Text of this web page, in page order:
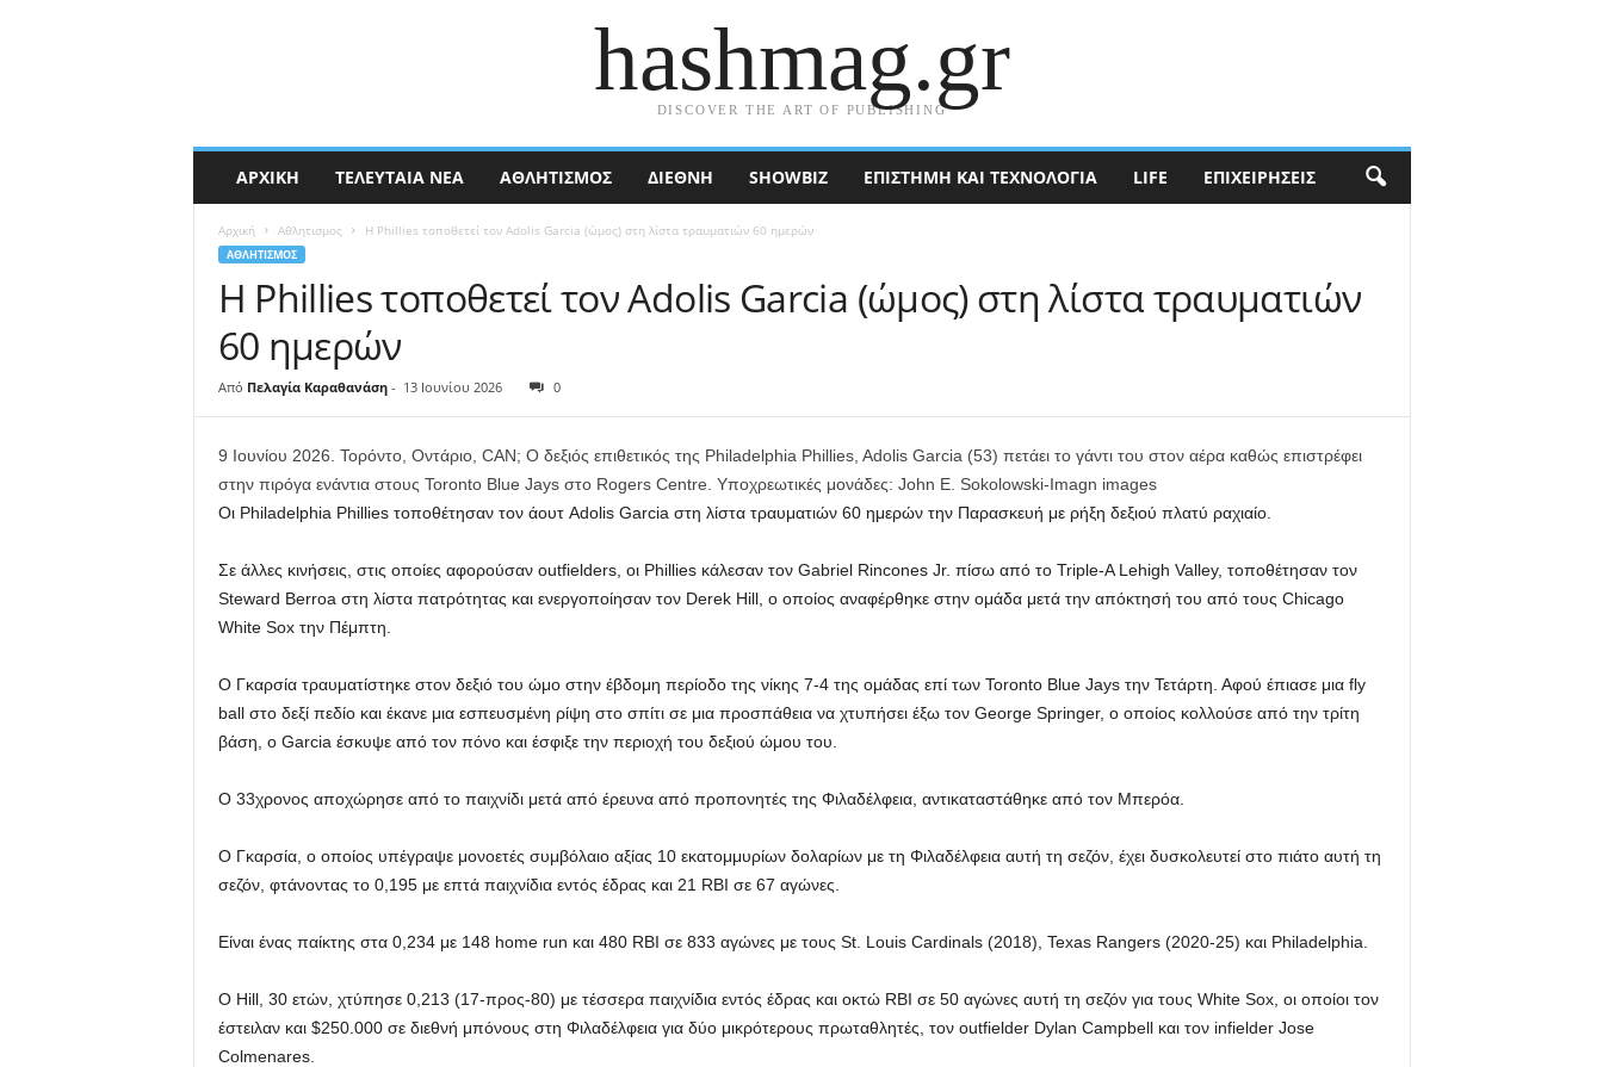
hashmag.gr
DISCOVER THE ART OF PUBLISHING
ΑΡΧΙΚΉ ΤΕΛΕΥΤΑΊΑ ΝΈΑ ΑΘΛΗΤΙΣΜΟΣ ΔΙΕΘΝΉ SHOWBIZ ΕΠΙΣΤΉΜΗ ΚΑΙ ΤΕΧΝΟΛΟΓΊΑ LIFE ΕΠΙΧΕΙΡΉΣΕΙΣ
Αρχική Αθλητισμος Η Phillies τοποθετεί τον Adolis Garcia (ώμος) στη λίστα τραυματιών 60 ημερών
ΑΘΛΗΤΙΣΜΟΣ
Η Phillies τοποθετεί τον Adolis Garcia (ώμος) στη λίστα τραυματιών
60 ημερών
Από Πελαγία Καραθανάση - 13 Ιουνίου 2026 0
9 Ιουνίου 2026. Τορόντο, Οντάριο, CAN; Ο δεξιός επιθετικός της Philadelphia Phillies, Adolis Garcia (53) πετάει το γάντι του στον αέρα καθώς επιστρέφει
στην πιρόγα ενάντια στους Toronto Blue Jays στο Rogers Centre. Υποχρεωτικές μονάδες: John E. Sokolowski-Imagn images
Οι Philadelphia Phillies τοποθέτησαν τον άουτ Adolis Garcia στη λίστα τραυματιών 60 ημερών την Παρασκευή με ρήξη δεξιού πλατύ ραχιαίο.
Σε άλλες κινήσεις, στις οποίες αφορούσαν outfielders, οι Phillies κάλεσαν τον Gabriel Rincones Jr. πίσω από το Triple-A Lehigh Valley, τοποθέτησαν τον
Steward Berroa στη λίστα πατρότητας και ενεργοποίησαν τον Derek Hill, ο οποίος αναφέρθηκε στην ομάδα μετά την απόκτησή του από τους Chicago
White Sox την Πέμπτη.
Ο Γκαρσία τραυματίστηκε στον δεξιό του ώμο στην έβδομη περίοδο της νίκης 7-4 της ομάδας επί των Toronto Blue Jays την Τετάρτη. Αφού έπιασε μια fly
ball στο δεξί πεδίο και έκανε μια εσπευσμένη ρίψη στο σπίτι σε μια προσπάθεια να χτυπήσει έξω τον George Springer, ο οποίος κολλούσε από την τρίτη
βάση, ο Garcia έσκυψε από τον πόνο και έσφιξε την περιοχή του δεξιού ώμου του.
Ο 33χρονος αποχώρησε από το παιχνίδι μετά από έρευνα από προπονητές της Φιλαδέλφεια, αντικαταστάθηκε από τον Μπερόα.
Ο Γκαρσία, ο οποίος υπέγραψε μονοετές συμβόλαιο αξίας 10 εκατομμυρίων δολαρίων με τη Φιλαδέλφεια αυτή τη σεζόν, έχει δυσκολευτεί στο πιάτο αυτή τη
σεζόν, φτάνοντας το 0,195 με επτά παιχνίδια εντός έδρας και 21 RBI σε 67 αγώνες.
Είναι ένας παίκτης στα 0,234 με 148 home run και 480 RBI σε 833 αγώνες με τους St. Louis Cardinals (2018), Texas Rangers (2020-25) και Philadelphia.
Ο Hill, 30 ετών, χτύπησε 0,213 (17-προς-80) με τέσσερα παιχνίδια εντός έδρας και οκτώ RBI σε 50 αγώνες αυτή τη σεζόν για τους White Sox, οι οποίοι τον
έστειλαν και $250.000 σε διεθνή μπόνους στη Φιλαδέλφεια για δύο μικρότερους πρωταθλητές, τον outfielder Dylan Campbell και τον infielder Jose
Colmenares.